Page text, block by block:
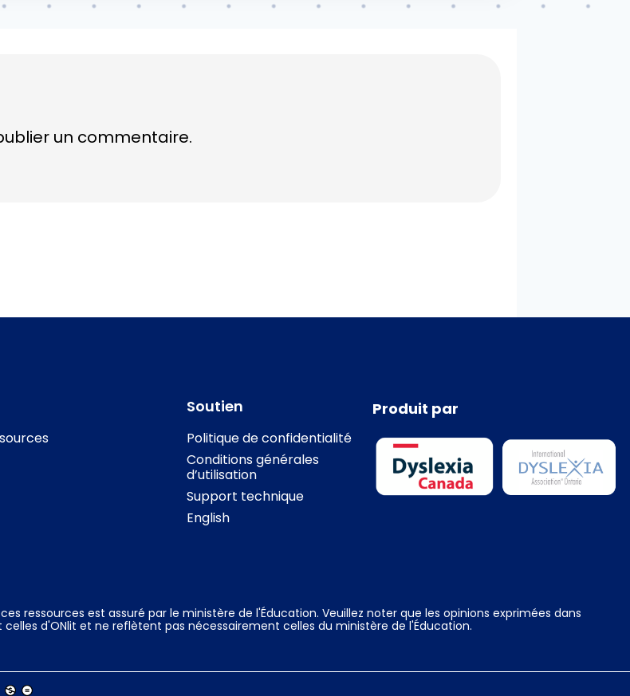
un commentaire.
Soutien
Politique de confidentialité
Conditions générales
d’utilisation
Support technique
English
Produit par
ressources est assuré par le ministère de l'Éducation. Veuillez noter que les opinions exprimées dans
celles d'ONlit et ne reflètent pas nécessairement celles du ministère de l'Éducation.